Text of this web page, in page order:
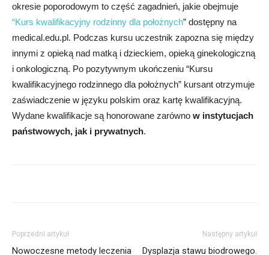
okresie poporodowym to część zagadnień, jakie obejmuje
“Kurs kwalifikacyjny rodzinny dla położnych” dostępny na
medical.edu.pl. Podczas kursu uczestnik zapozna się między
innymi z opieką nad matką i dzieckiem, opieką ginekologiczną
i onkologiczną. Po pozytywnym ukończeniu “Kursu
kwalifikacyjnego rodzinnego dla położnych” kursant otrzymuje
zaświadczenie w języku polskim oraz kartę kwalifikacyjną.
Wydane kwalifikacje są honorowane zarówno w instytucjach
państwowych, jak i prywatnych.
Poprzedni artykuł
Nowoczesne metody leczenia
Następny artykuł
Dysplazja stawu biodrowego.